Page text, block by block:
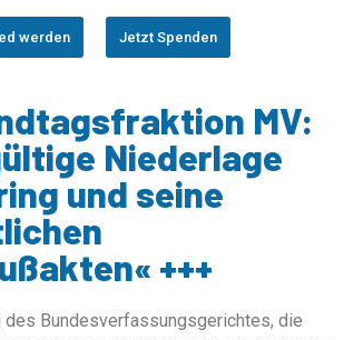
werden Jetzt Spenden
MV:
Niederlage
und seine
+++
des Bundesverfassungsgerichtes, die